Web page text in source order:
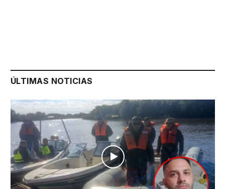
ÚLTIMAS NOTICIAS